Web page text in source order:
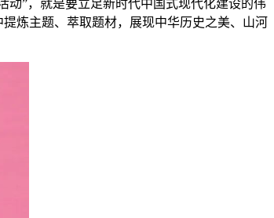
”，就是要立足新时代中国式现代化建设的伟
炼主题、萃取题材，展现中华历史之美、山河